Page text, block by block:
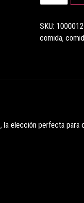
SKU:
comida,
elección perfecta